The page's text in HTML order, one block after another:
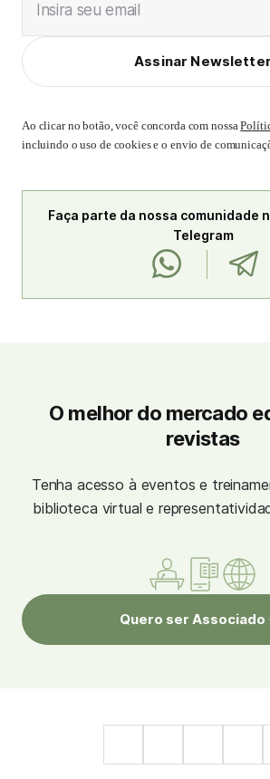
Insira seu email
Assinar Newsletter
Ao clicar no botão, você concorda com nossa
incluindo o uso de cookies e o envio de
Faça parte da nossa comunidade
Telegram
O melhor do mercado
revistas
Tenha acesso à eventos e
biblioteca virtual e
Quero ser Associado